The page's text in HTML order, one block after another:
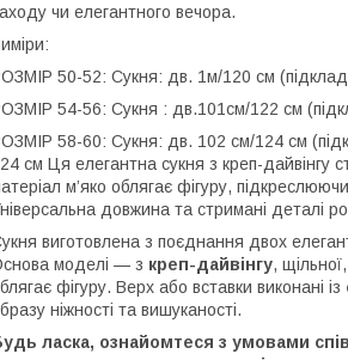
чи елегантного вечора.
50-52: Сукня: дв. 1м/120 см
54-56: Сукня : дв.101см/122 см
58-60: Сукня: дв. 102 см/124 см
см Ця елегантна сукня з креп-дайвінгу
м’яко облягає фігуру,
довжина та стримані деталі
виготовлена з поєднання двох
моделі — з креп-дайвінгу,
фігуру. Верх або вставки виконані із
ніжності та вишуканості.
ласка, ознайомтеся з умовами